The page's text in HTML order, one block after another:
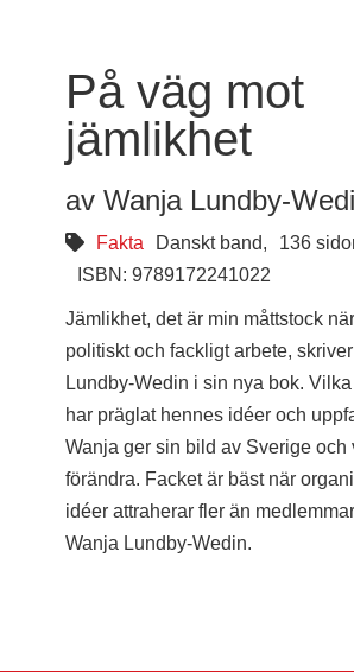
På väg mot
jämlikhet
av Wanja Lundby-
Fakta Danskt band,
136
ISBN: 9789172241022
Jämlikhet, det är min måttstock
politiskt och fackligt arbete,
Lundby-Wedin i sin nya bok.
har präglat hennes idéer och
Wanja ger sin bild av Sverige och
förändra. Facket är bäst när
idéer attraherar fler än
Wanja Lundby-Wedin.